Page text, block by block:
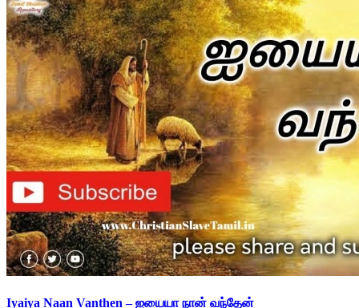
Iyaiya Naan Vanthen – ஐயையா நான் வந்தேன்